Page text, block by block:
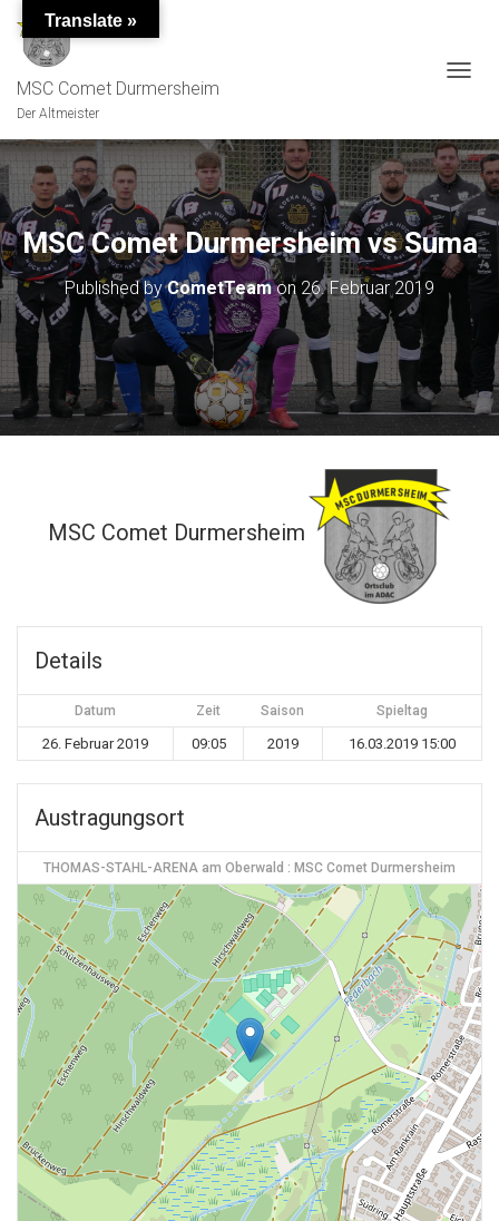
MSC Comet Durmersheim
Der Altmeister
MSC Comet Durmersheim vs Suma
Published byCometTeamon 26. Februar 2019
MSC Comet Durmersheim
Details
Datum Zeit Saison Spieltag
26. Februar 2019 09:05 2019 16.03.2019 15:00
Austragungsort
THOMAS-STAHL-ARENA am Oberwald : MSC Comet Durmersheim
Translate »